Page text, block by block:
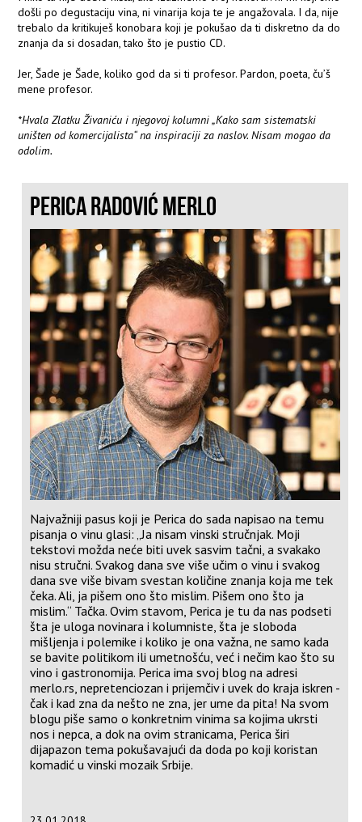
došli po degustaciju vina, ni vinarija koja te je angažovala. I da, nije
trebalo da kritikuješ konobara koji je pokušao da ti diskretno da do
znanja da si dosadan, tako što je pustio CD.
Jer, Šade je Šade, koliko god da si ti profesor. Pardon, poeta, ču’š
mene profesor.
*Hvala Zlatku Živaniću i njegovoj kolumni „Kako sam sistematski
uništen od komercijalista“ na inspiraciji za naslov. Nisam mogao da
odolim.
PERICA RADOVIĆ MERLO
Najvažniji pasus koji je Perica do sada napisao na temu
pisanja o vinu glasi: „Ja nisam vinski stručnjak. Moji
tekstovi možda neće biti uvek sasvim tačni, a svakako
nisu stručni. Svakog dana sve više učim o vinu i svakog
dana sve više bivam svestan količine znanja koja me tek
čeka. Ali, ja pišem ono što mislim. Pišem ono što ja
mislim.“ Tačka. Ovim stavom, Perica je tu da nas podseti
šta je uloga novinara i kolumniste, šta je sloboda
mišljenja i polemike i koliko je ona važna, ne samo kada
se bavite politikom ili umetnošću, već i nečim kao što su
vino i gastronomija. Perica ima svoj blog na adresi
merlo.rs , nepretenciozan i prijemčiv i uvek do kraja iskren -
čak i kad zna da nešto ne zna, jer ume da pita! Na svom
blogu piše samo o konkretnim vinima sa kojima ukrsti
nos i nepca, a dok na ovim stranicama, Perica širi
dijapazon tema pokušavajući da doda po koji koristan
komadić u vinski mozaik Srbije.